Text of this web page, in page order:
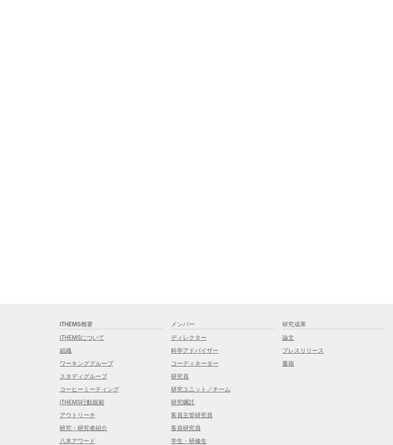
iTHEMS概要
iTHEMSについて
組織
ワーキンググループ
スタディグループ
コーヒーミーティング
iTHEMS行動規範
アウトリーチ
研究・研究者紹介
八木アワード
メンバー
ディレクター
科学アドバイザー
コーディネーター
研究員
研究ユニット／チーム
研究嘱託
客員主管研究員
客員研究員
学生・研修生
研究成果
論文
プレスリリース
書籍